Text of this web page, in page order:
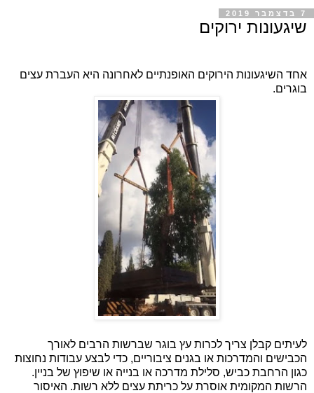
7 בדצמבר 2019
שיגעונות ירוקים
אחד השיגעונות הירוקים האופנתיים לאחרונה היא העברת עצים
בוגרים.
לעיתים קבלן צריך לכרות עץ בוגר שברשות הרבים לאורך
הכבישים והמדרכות או בגנים ציבוריים, כדי לבצע עבודות נחוצות
כגון הרחבת כביש, סלילת מדרכה או בנייה או שיפוץ של בניין.
הרשות המקומית אוסרת על כריתת עצים ללא רשות. האיסור